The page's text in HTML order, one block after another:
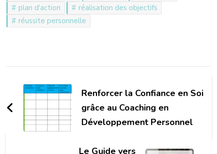
plan d'action
réalisation des objectifs
réussite personnelle
d'article
Renforcer la Confiance en Soi
grâce au Coaching en
Développement Personnel
Le Guide vers